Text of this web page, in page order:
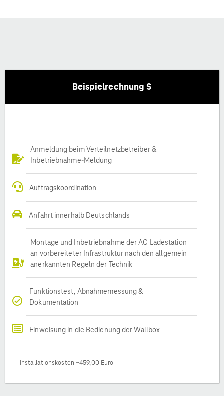
Beispielrechnung S
Anmeldung beim Verteilnetzbetreiber &
Inbetriebnahme-Meldung
Auftragskoordination
Anfahrt innerhalb Deutschlands
Montage und Inbetriebnahme der AC Ladestation
an vorbereiteter Infrastruktur nach den allgemein
anerkannten Regeln der Technik
Funktionstest, Abnahmemessung &
Dokumentation
Einweisung in die Bedienung der Wallbox
Installationskosten ~459,00 Euro